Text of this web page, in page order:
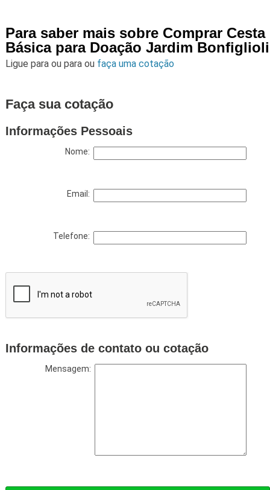
Para saber mais sobre Comprar Cesta
Básica para Doação Jardim Bonfiglioli
Ligue para ou para ou faça uma cotação
Faça sua cotação
Informações Pessoais
Nome:
Email:
Telefone:
Informações de contato ou cotação
Mensagem: